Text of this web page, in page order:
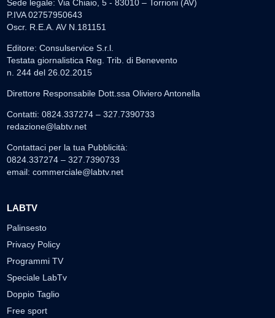
Sede legale: Via Chiaio, 5 - 83010 – Torrioni (AV)
P.IVA 02757950643
Oscr. R.E.A. AV N.181151
Editore: Consulservice S.r.l.
Testata giornalistica Reg. Trib. di Benevento
n. 244 del 26.02.2015
Direttore Responsabile Dott.ssa Oliviero Antonella
Contatti: 0824.337274 – 327.7390733
redazione@labtv.net
Contattaci per la tua Pubblicità:
0824.337274 – 327.7390733
email: commerciale@labtv.net
LABTV
Palinsesto
Privacy Policy
Programmi TV
Speciale LabTv
Doppio Taglio
Free sport